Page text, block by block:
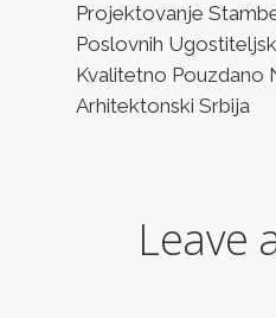
Projektovanje
Poslovnih
Kvalitetno Pouzdano
Arhitektonski Srbija
Leave